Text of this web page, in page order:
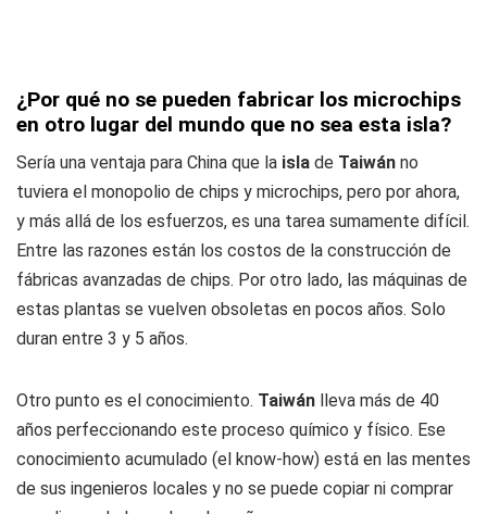
¿Por qué no se pueden fabricar los microchips
en otro lugar del mundo que no sea esta isla?
Sería una ventaja para China que la isla de Taiwán no
tuviera el monopolio de chips y microchips, pero por ahora,
y más allá de los esfuerzos, es una tarea sumamente difícil.
Entre las razones están los costos de la construcción de
fábricas avanzadas de chips. Por otro lado, las máquinas de
estas plantas se vuelven obsoletas en pocos años. Solo
duran entre 3 y 5 años.
Otro punto es el conocimiento. Taiwán lleva más de 40
años perfeccionando este proceso químico y físico. Ese
conocimiento acumulado (el know-how) está en las mentes
de sus ingenieros locales y no se puede copiar ni comprar